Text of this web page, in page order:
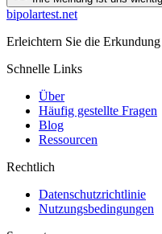
bipolartest.net
Erleichtern Sie die
Schnelle Links
Über
Häufig gestellte Fragen
Blog
Ressourcen
Rechtlich
Datenschutzrichtlinie
Nutzungsbedingungen